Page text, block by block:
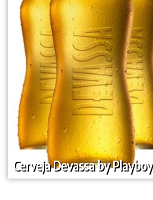
Cerveja Devassa by Playboy